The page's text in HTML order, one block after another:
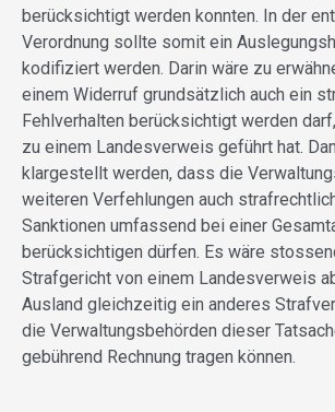
berücksichtigt werden konnten. In der
Verordnung sollte somit ein
kodifiziert werden. Darin wäre zu
einem Widerruf grundsätzlich auch ein
Fehlverhalten berücksichtigt werden
zu einem Landesverweis geführt hat.
klargestellt werden, dass die
weiteren Verfehlungen auch
Sanktionen umfassend bei einer
berücksichtigen dürfen. Es wäre
Strafgericht von einem Landesverweis
Ausland gleichzeitig ein anderes
die Verwaltungsbehörden dieser
gebührend Rechnung tragen können.